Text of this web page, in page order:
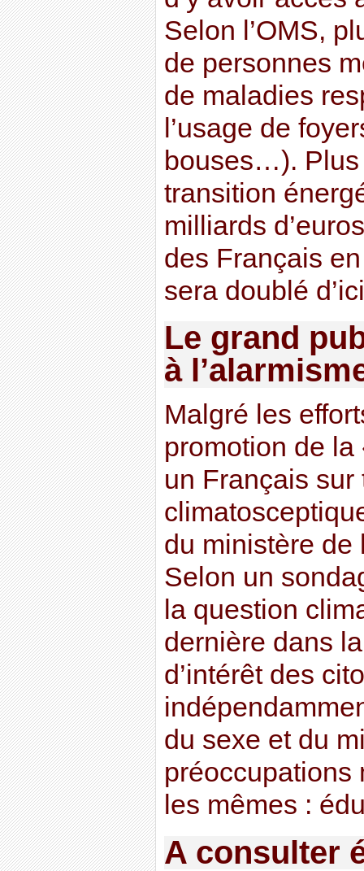
Selon l’OMS,
de personnes
de maladies
l’usage de
bouses…).
transition
milliards
des Français
sera doublé
Le grand
à
Malgré les
promotion de
un Français sur
du ministère de
Selon un
la question
dernière dans
d’intérêt des
du sexe et du
préoccupations
les mêmes :
A consulter